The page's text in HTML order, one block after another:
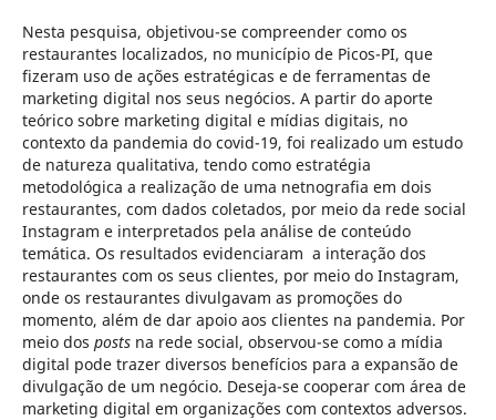
Nesta pesquisa, objetivou-se compreender como os
restaurantes localizados, no município de Picos-PI, que
fizeram uso de ações estratégicas e de ferramentas de
marketing digital nos seus negócios. A partir do aporte
teórico sobre marketing digital e mídias digitais, no
contexto da pandemia do covid-19, foi realizado um estudo
de natureza qualitativa, tendo como estratégia
metodológica a realização de uma netnografia em dois
restaurantes, com dados coletados, por meio da rede social
Instagram e interpretados pela análise de conteúdo
temática. Os resultados evidenciaram a interação dos
restaurantes com os seus clientes, por meio do Instagram,
onde os restaurantes divulgavam as promoções do
momento, além de dar apoio aos clientes na pandemia. Por
meio dos postsna rede social, observou-se como a mídia
digital pode trazer diversos benefícios para a expansão de
divulgação de um negócio. Deseja-se cooperar com área de
marketing digital em organizações com contextos adversos.